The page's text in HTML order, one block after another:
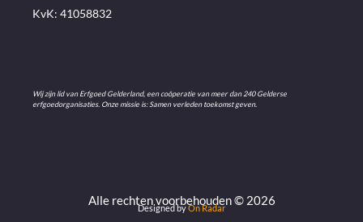
KvK: 41058832
Wij zijn lid van Erfgoed Gelderland, een coöperatie van meer dan 240 Gelderse
erfgoedorganisaties. Onze missie is: Samen verleden toekomst geven.
Alle rechten voorbehouden © 2026
Designed byOn Radar